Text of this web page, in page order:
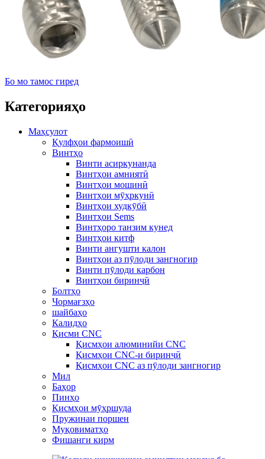
Бо мо тамос гиред
Категорияҳо
Маҳсулот
Қулфҳои фармоишӣ
Винтҳо
Винти асиркунанда
Винтҳои амниятӣ
Винтҳои мошинӣ
Винтҳои мӯҳркунӣ
Винтҳои худкӯбӣ
Винтҳои Sems
Винтҳоро танзим кунед
Винтҳои китф
Винти ангушти калон
Винтҳои аз пӯлоди зангногир
Винти пӯлоди карбон
Винтҳои биринҷӣ
Болтҳо
Чормағзҳо
шайбаҳо
Калидҳо
Қисми CNC
Қисмҳои алюминийи CNC
Қисмҳои CNC-и биринҷӣ
Қисмҳои CNC аз пӯлоди зангногир
Мил
Баҳор
Пинҳо
Қисмҳои мӯҳршуда
Пружинаи поршен
Муқовиматҳо
Фишанги кирм